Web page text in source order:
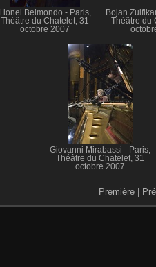
Lionel Belmondo - Paris,
Théâtre du Chatelet, 31
octobre 2007
Bojan
Théâtre du
Giovanni Mirabassi - Paris,
Théâtre du Chatelet, 31
octobre 2007
Première |